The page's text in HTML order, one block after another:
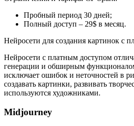
Пробный период 30 дней;
Полный доступ – 29$ в месяц.
Нейросети для создания картинок с
Нейросети с платным доступом
генерации и обширным
исключает ошибок и неточностей в
создавать картинки, развивать
используются художниками.
Midjourney